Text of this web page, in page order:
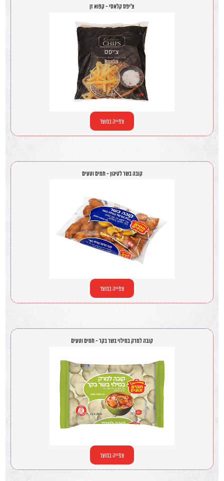
צ'יפס קלאסי - קפוא זן
צפייה במוצר
קובה בשר לטיגון - חמים וטעים
צפייה במוצר
קובה למרק במילוי בשר בקר - חמים וטעים
צפייה במוצר